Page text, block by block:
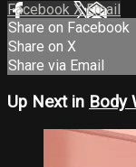
Facebook XEmail
Share on Facebook
Share on X
Share via Email
Up Next in Body